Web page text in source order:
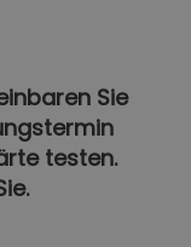
Sie
testen.